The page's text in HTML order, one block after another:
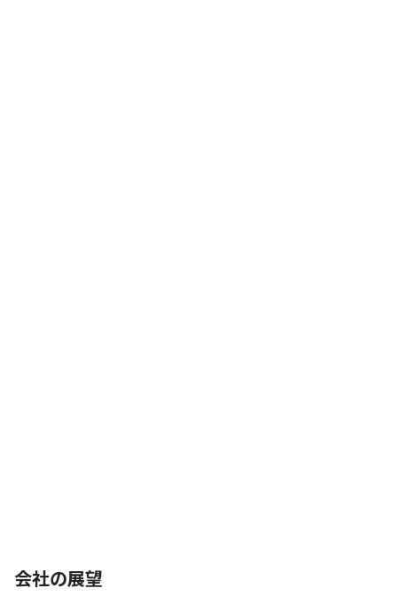
会社の展望